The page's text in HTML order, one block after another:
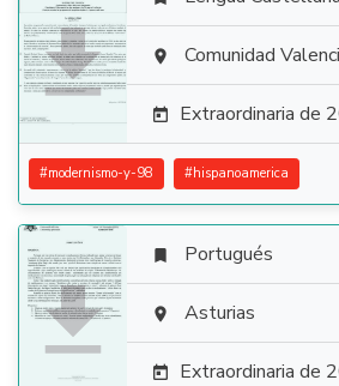
  Comunidad
 Extraordinaria de
#modernismo-y-98 #hispanoamerica

 Portugués
 Asturias
 Extraordinaria de